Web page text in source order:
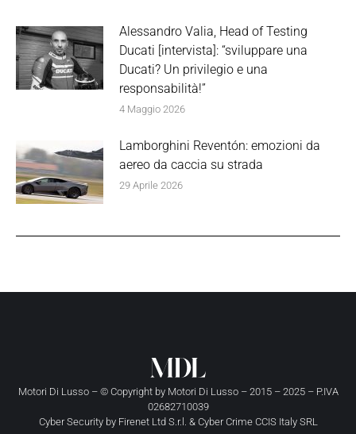
Alessandro Valia, Head of Testing
Ducati [intervista]: “sviluppare una
Ducati? Un privilegio e una
responsabilità!”
4 Maggio 2026
Lamborghini Reventón: emozioni da
aereo da caccia su strada
29 Aprile 2026
Motori Di Lusso – © Copyright by Motori Di Lusso– 2015 – 2025 – P.IVA
02682710039
Cyber Security by Firenet Ltd S.r.l. & Cyber Crime CCIS Italy SRL